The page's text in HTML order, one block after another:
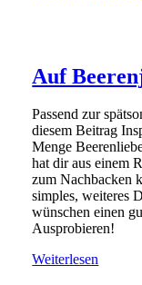
Auf
Passend zur
diesem Beitrag
Menge
hat dir aus einem
zum Nachbacken
simples, weiteres
wünschen einen
Ausprobieren!
Weiterlesen